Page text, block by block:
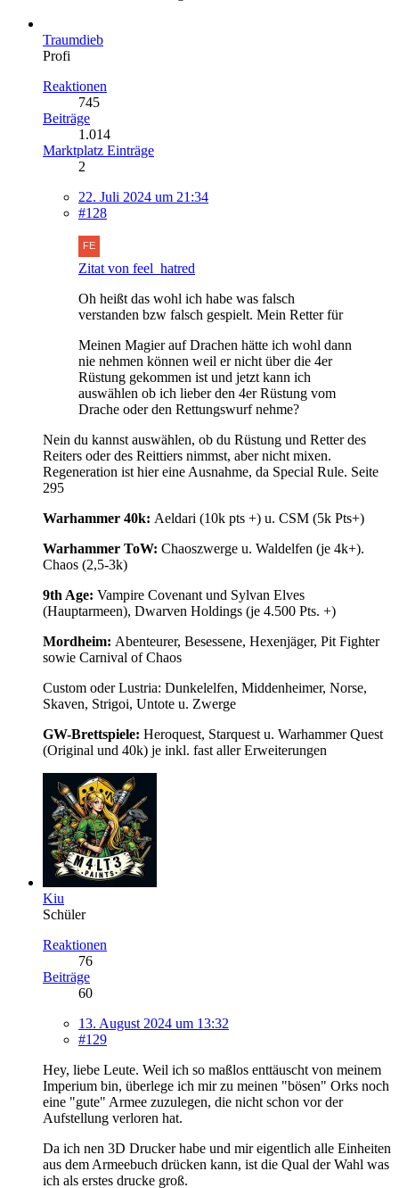
Traumdieb
Profi
Reaktionen
745
Beiträge
1.014
Marktplatz Einträge
2
22. Juli 2024 um 21:34
#128
Zitat von feel_hatred
Oh heißt das wohl ich habe was falsch
verstanden bzw falsch gespielt. Mein Retter für
Meinen Magier auf Drachen hätte ich wohl dann
nie nehmen können weil er nicht über die 4er
Rüstung gekommen ist und jetzt kann ich
auswählen ob ich lieber den 4er Rüstung vom
Drache oder den Rettungswurf nehme?
Nein du kannst auswählen, ob du Rüstung und Retter des
Reiters oder des Reittiers nimmst, aber nicht mixen.
Regeneration ist hier eine Ausnahme, da Special Rule. Seite
295
Warhammer 40k: Aeldari (10k pts +) u. CSM (5k Pts+)
Warhammer ToW: Chaoszwerge u. Waldelfen (je 4k+).
Chaos (2,5-3k)
9th Age: Vampire Covenant und Sylvan Elves
(Hauptarmeen), Dwarven Holdings (je 4.500 Pts. +)
Mordheim: Abenteurer, Besessene, Hexenjäger, Pit Fighter
sowie Carnival of Chaos
Custom oder Lustria: Dunkelelfen, Middenheimer, Norse,
Skaven, Strigoi, Untote u. Zwerge
GW-Brettspiele: Heroquest, Starquest u. Warhammer Quest
(Original und 40k) je inkl. fast aller Erweiterungen
Kiu
Schüler
Reaktionen
76
Beiträge
60
13. August 2024 um 13:32
#129
Hey, liebe Leute. Weil ich so maßlos enttäuscht von meinem
Imperium bin, überlege ich mir zu meinen "bösen" Orks noch
eine "gute" Armee zuzulegen, die nicht schon vor der
Aufstellung verloren hat.
Da ich nen 3D Drucker habe und mir eigentlich alle Einheiten
aus dem Armeebuch drücken kann, ist die Qual der Wahl was
ich als erstes drucke groß.